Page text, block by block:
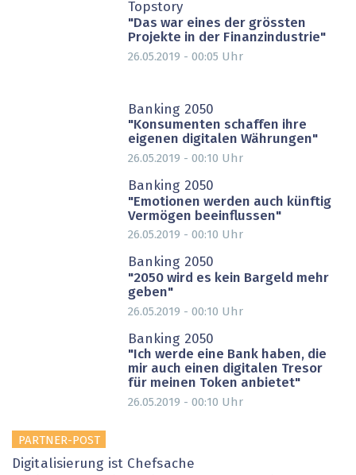
Topstory
"Das war eines der grössten
Projekte in der Finanzindustrie"
26.05.2019 - 00:05 Uhr
Banking 2050
"Konsumenten schaffen ihre
eigenen digitalen Währungen"
26.05.2019 - 00:10 Uhr
Banking 2050
"Emotionen werden auch künftig
Vermögen beeinflussen"
26.05.2019 - 00:10 Uhr
Banking 2050
"2050 wird es kein Bargeld mehr
geben"
26.05.2019 - 00:10 Uhr
Banking 2050
"Ich werde eine Bank haben, die
mir auch einen digitalen Tresor
für meinen Token anbietet"
26.05.2019 - 00:10 Uhr
PARTNER-POST
Digitalisierung ist Chefsache